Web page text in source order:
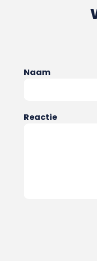
Naam
Reactie